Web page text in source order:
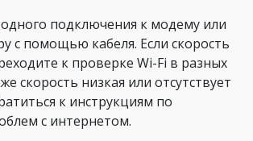
подключения к модему или
с помощью кабеля. Если скорость
к проверке Wi-Fi в разных
скорость низкая или отсутствует
к инструкциям по
с интернетом.